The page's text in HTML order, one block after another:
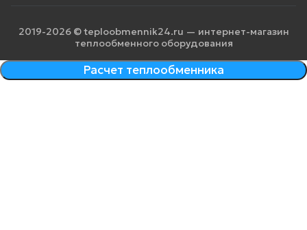
2019-2026 © teploobmennik24.ru — интернет-магазин
теплообменного оборудования
Расчет теплообменника